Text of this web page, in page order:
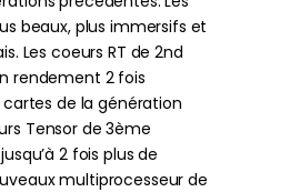
beaux, plus immersifs et
Les coeurs RT de 2nd
rendement 2 fois
de la génération
Tensor de 3ème
2 fois plus de
multiprocesseur de